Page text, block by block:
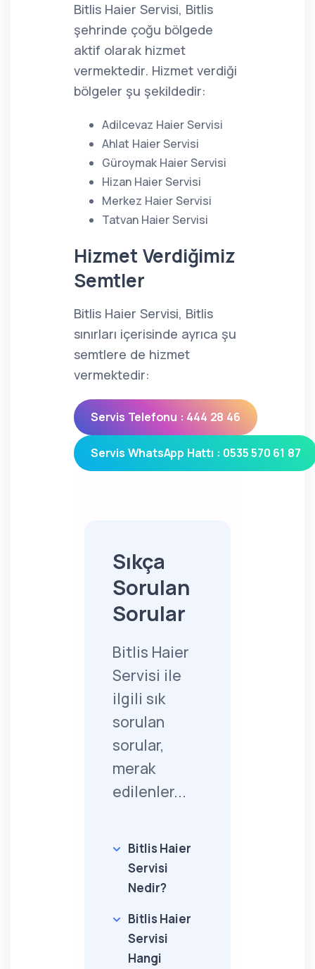
Bitlis Haier Servisi, Bitlis
şehrinde çoğu bölgede
aktif olarak hizmet
vermektedir. Hizmet verdiği
bölgeler şu şekildedir:
Adilcevaz Haier Servisi
Ahlat Haier Servisi
Güroymak Haier Servisi
Hizan Haier Servisi
Merkez Haier Servisi
Tatvan Haier Servisi
Hizmet Verdiğimiz
Semtler
Bitlis Haier Servisi, Bitlis
sınırları içerisinde ayrıca şu
semtlere de hizmet
vermektedir:
Servis Telefonu : 444 28 46
Servis WhatsApp Hattı : 0535 570 61 87
Sıkça
Sorulan
Sorular
Bitlis Haier
Servisi ile
ilgili sık
sorulan
sorular,
merak
edilenler...
Bitlis Haier
Servisi
Nedir?
Bitlis Haier
Servisi
Hangi